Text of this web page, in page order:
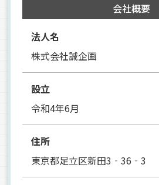
会社概要
法人名
株式会社誠企画
設立
令和4年6月
住所
東京都足立区新田3‐36‐3